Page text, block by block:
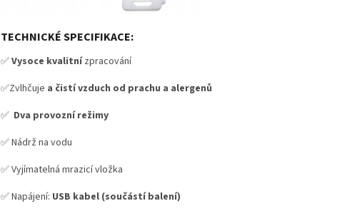
TECHNICKÉ SPECIFIKACE:
✅Vysoce kvalitnízpracování
✅Zvlhčuje a čistí vzduch od prachu a alergenů
✅ Dva provozní režimy
✅ Nádrž na vodu
✅ Vyjímatelná mrazicí vložka
✅ Napájení: USB kabel (součástí balení)